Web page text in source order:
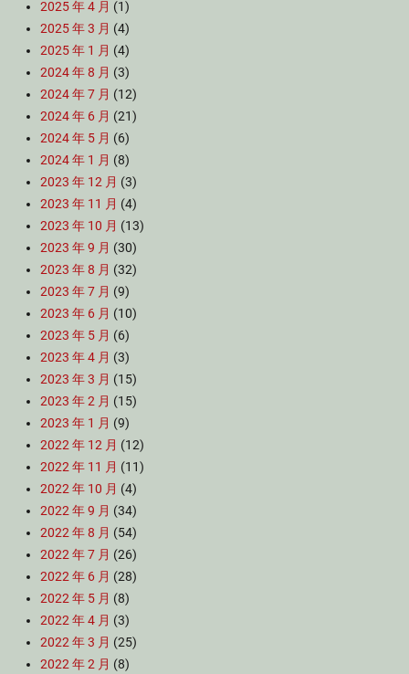
2025 年 4 月 (1)
2025 年 3 月 (4)
2025 年 1 月 (4)
2024 年 8 月 (3)
2024 年 7 月 (12)
2024 年 6 月 (21)
2024 年 5 月 (6)
2024 年 1 月 (8)
2023 年 12 月 (3)
2023 年 11 月 (4)
2023 年 10 月 (13)
2023 年 9 月 (30)
2023 年 8 月 (32)
2023 年 7 月 (9)
2023 年 6 月 (10)
2023 年 5 月 (6)
2023 年 4 月 (3)
2023 年 3 月 (15)
2023 年 2 月 (15)
2023 年 1 月 (9)
2022 年 12 月 (12)
2022 年 11 月 (11)
2022 年 10 月 (4)
2022 年 9 月 (34)
2022 年 8 月 (54)
2022 年 7 月 (26)
2022 年 6 月 (28)
2022 年 5 月 (8)
2022 年 4 月 (3)
2022 年 3 月 (25)
2022 年 2 月 (8)